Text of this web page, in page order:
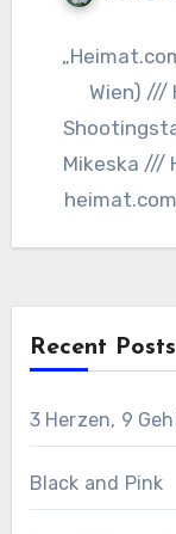
Wien) ///
Mikeska ///
Recent Posts
3 Herzen, 9
Black and Pink